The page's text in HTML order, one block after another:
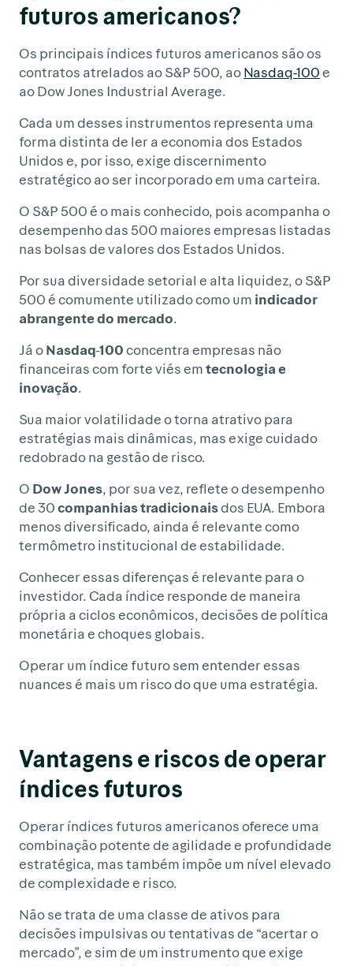
futuros americanos?
Os principais índices futuros americanos são os
contratos atrelados ao S&P 500, aoNasdaq-100e
ao Dow Jones Industrial Average.
Cada um desses instrumentos representa uma
forma distinta de ler a economia dos Estados
Unidos e, por isso, exige discernimento
estratégico ao ser incorporado em uma carteira.
O S&P 500 é o mais conhecido, pois acompanha o
desempenho das 500 maiores empresas listadas
nas bolsas de valores dos Estados Unidos.
Por sua diversidade setorial e alta liquidez, o S&P
500 é comumente utilizado como um indicador
abrangente do mercado.
Já oNasdaq-100concentra empresas não
financeiras com forte viés emtecnologia e
inovação.
Sua maior volatilidade o torna atrativo para
estratégias mais dinâmicas, mas exige cuidado
redobrado na gestão de risco.
O Dow Jones, por sua vez, reflete o desempenho
de 30companhias tradicionaisdos EUA. Embora
menos diversificado, ainda é relevante como
termômetro institucional de estabilidade.
Conhecer essas diferenças é relevante para o
investidor. Cada índice responde de maneira
própria a ciclos econômicos, decisões de política
monetária e choques globais.
Operar um índice futuro sem entender essas
nuances é mais um risco do que uma estratégia.
Vantagens e riscos de operar
índices futuros
Operar índices futuros americanos oferece uma
combinação potente de agilidade e profundidade
estratégica, mas também impõe um nível elevado
de complexidade e risco.
Não se trata de uma classe de ativos para
decisões impulsivas ou tentativas de “acertar o
mercado”, e sim de um instrumento que exige